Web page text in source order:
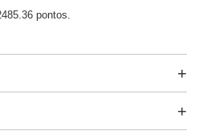
pontos.